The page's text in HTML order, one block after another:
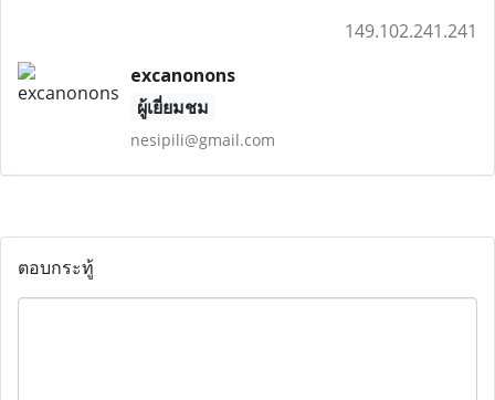
149.102.241.241
excanonons
ผู้เยี่ยมชม
nesipili@gmail.com
ตอบกระทู้